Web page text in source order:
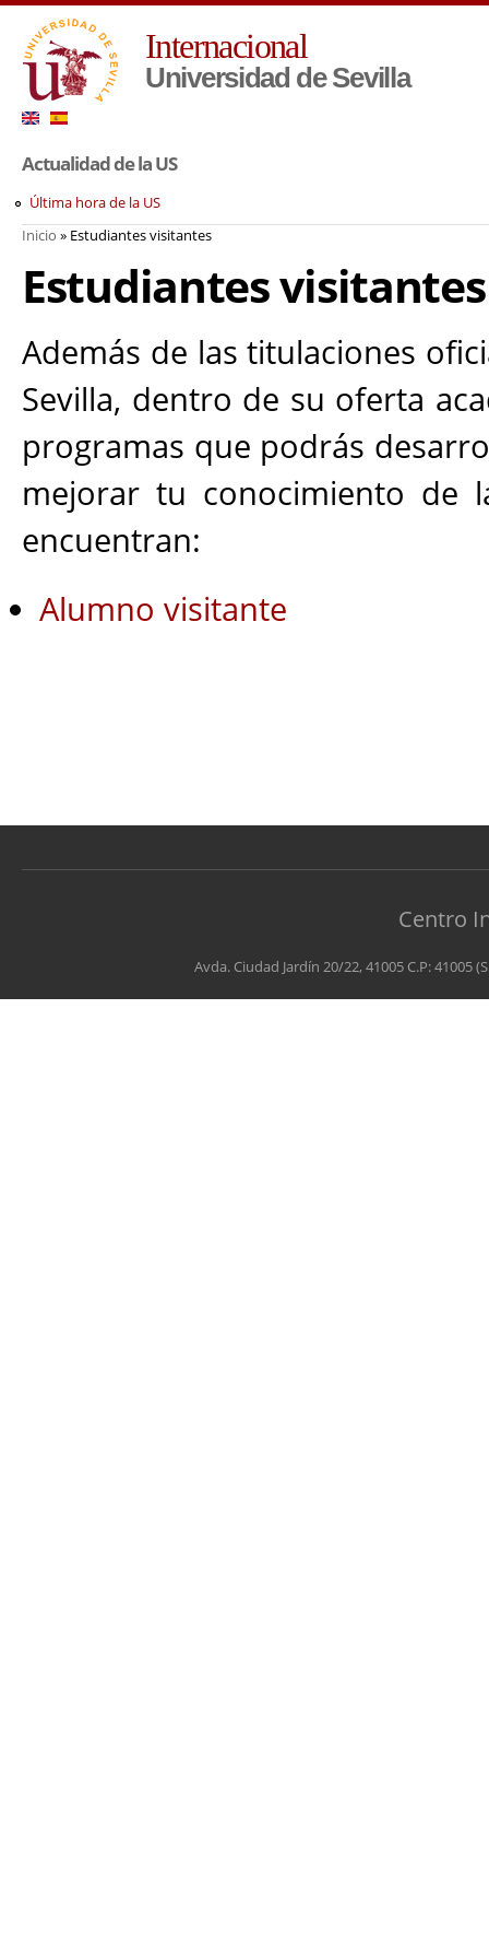
Internacional
Universidad de Sevilla
Actualidad de la US
Última hora de la US
Usted está aquí
Inicio » Estudiantes visitantes
Estudiantes visitantes
Además de las titulaciones
Sevilla, dentro de su oferta
programas que podrás
mejorar tu conocimiento de
encuentran:
Alumno visitante
Centro
Avda. Ciudad Jardín 20/22, 41005 C.P: 41005